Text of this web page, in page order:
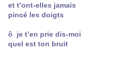
et t’ont-elles jamais
pincé les doigts
ô je t’en prie dis-moi
quel est ton bruit